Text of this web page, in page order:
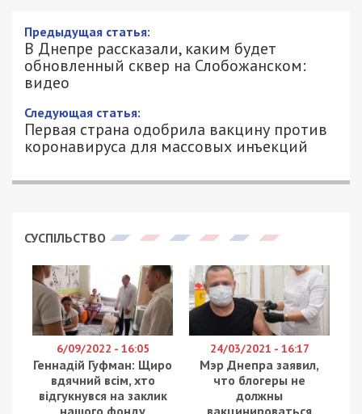
Предыдущая статья:
В Днепре рассказали, каким будет
обновленный сквер на Слобожанском:
видео
Следующая статья:
Первая страна одобрила вакцину против
коронавируса для массовых инъекций
СУСПІЛЬСТВО
6/09/2022 - 16:05
Геннадій Гуфман: Щиро
вдячний всім, хто
відгукнувся на заклик
нашого фонду
24/03/2021 - 16:17
Мэр Днепра заявил,
что блогеры не
должны
вакцинироваться